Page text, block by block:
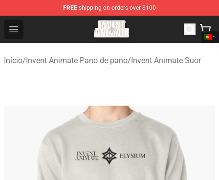
FREE shipping on orders over $100
Open menu
Invent Animate Shop - Official Invent Animate
Início/Invent Animate Pano de pano/Invent Animate Suor